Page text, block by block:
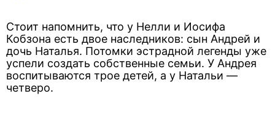
Стоит напомнить, что у Нелли и Иосифа
Кобзона есть двое наследников: сын Андрей и
дочь Наталья. Потомки эстрадной легенды уже
успели создать собственные семьи. У Андрея
воспитываются трое детей, а у Натальи —
четверо.